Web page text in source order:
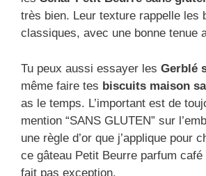
très bien. Leur texture rappelle les
classiques, avec une bonne tenue
Tu peux aussi essayer les Gerblé
même faire tes biscuits maison
as le temps. L’important est de
mention “SANS GLUTEN” sur
une règle d’or que j’applique pour
ce gâteau Petit Beurre parfum
fait pas exception.